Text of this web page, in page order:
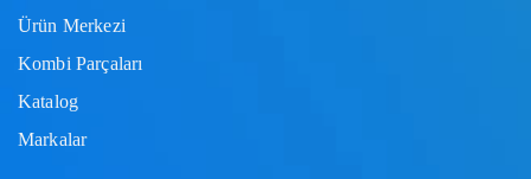
Ürün Merkezi
Kombi Parçaları
Katalog
Markalar